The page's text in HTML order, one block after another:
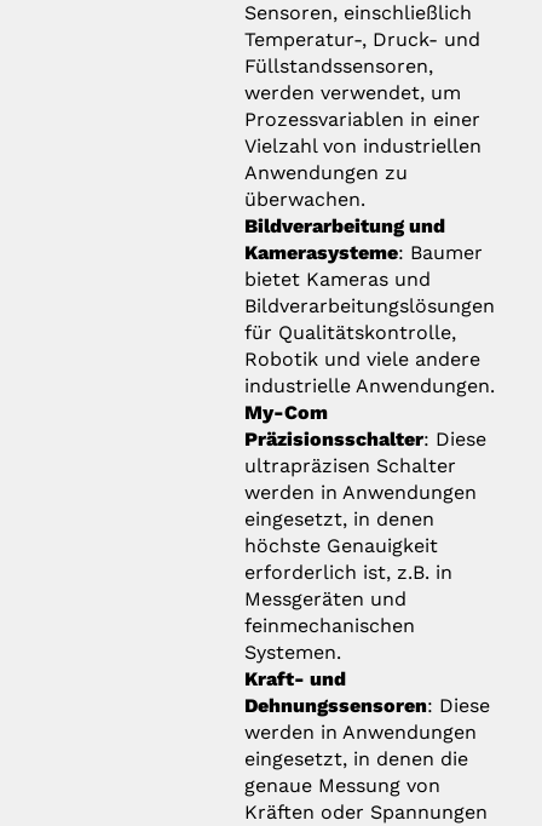
Sensoren, einschließlich
Temperatur-, Druck- und
Füllstandssensoren,
werden verwendet, um
Prozessvariablen in einer
Vielzahl von industriellen
Anwendungen zu
überwachen.
Bildverarbeitung und
Kamerasysteme: Baumer
bietet Kameras und
Bildverarbeitungslösungen
für Qualitätskontrolle,
Robotik und viele andere
industrielle Anwendungen.
My-Com
Präzisionsschalter: Diese
ultrapräzisen Schalter
werden in Anwendungen
eingesetzt, in denen
höchste Genauigkeit
erforderlich ist, z.B. in
Messgeräten und
feinmechanischen
Systemen.
Kraft- und
Dehnungssensoren: Diese
werden in Anwendungen
eingesetzt, in denen die
genaue Messung von
Kräften oder Spannungen